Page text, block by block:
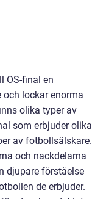
OS-final en
och lockar enorma
olika typer av
som erbjuder olika
av fotbollsälskare.
och nackdelarna
djupare förståelse
de erbjuder.